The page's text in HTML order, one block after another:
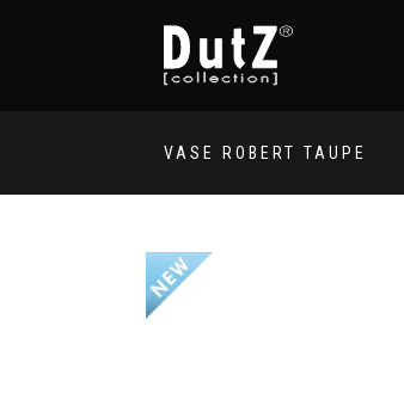
VASE ROBERT TAUPE